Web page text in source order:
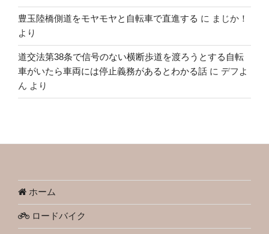
豊玉陸橋側道をモヤモヤと自転車で直進する に まじか！
より
道交法第38条で信号のない横断歩道を渡ろうとする自転
車がいたら車両には停止義務があるとわかる話 に デフよ
ん より
ホーム
ロードバイク